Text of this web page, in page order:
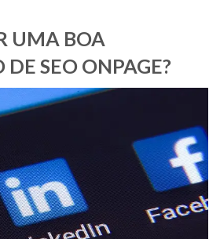
UMA BOA
SEO ONPAGE?